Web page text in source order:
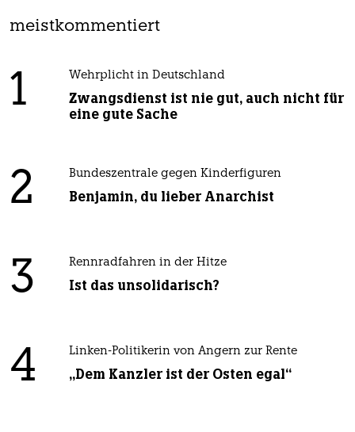
meistkommentiert
1 Wehrplicht in Deutschland
Zwangsdienst ist nie gut, auch nicht für
eine gute Sache
2 Bundeszentrale gegen Kinderfiguren
Benjamin, du lieber Anarchist
3 Rennradfahren in der Hitze
Ist das unsolidarisch?
4 Linken-Politikerin von Angern zur Rente
„Dem Kanzler ist der Osten egal“